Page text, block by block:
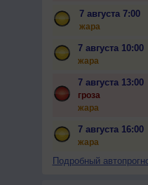
7 августа 7:00
жара
7 августа 10:00
жара
7 августа 13:00
гроза
жара
7 августа 16:00
жара
Подробный